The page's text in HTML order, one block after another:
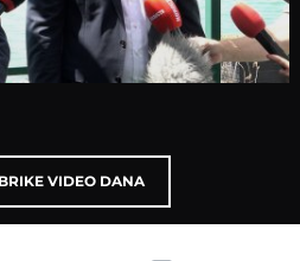
VIDEO DANA